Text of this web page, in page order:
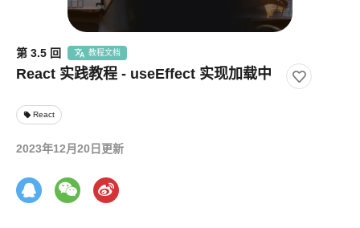
第 3.5 回 教程文档
React 实践教程 - useEffect 实现加载中
local_offer React
2023年12月20日更新